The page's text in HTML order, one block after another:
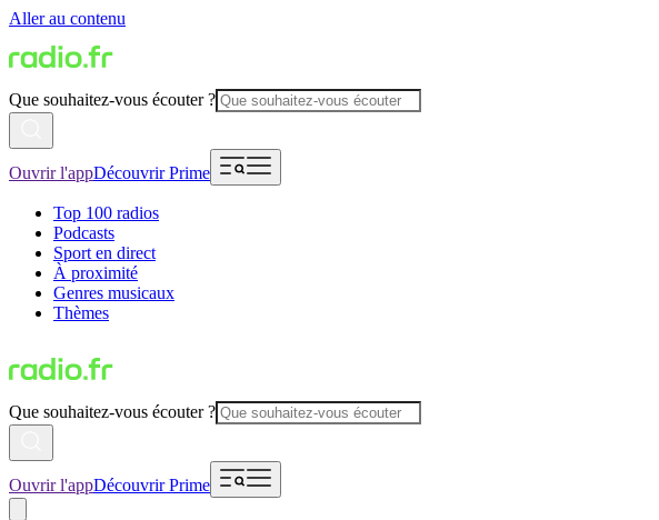
Aller au contenu
Que souhaitez-vous écouter ?
Ouvrir l'appDécouvrir Prime
Top 100 radios
Podcasts
Sport en direct
À proximité
Genres musicaux
Thèmes
Que souhaitez-vous écouter ?
Ouvrir l'appDécouvrir Prime